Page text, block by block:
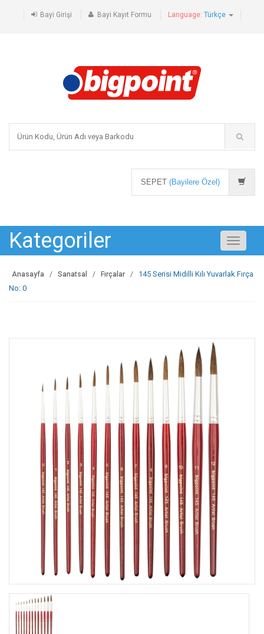
Bayi Girişi Bayi Kayıt Formu Language: Türkçe
SEPET (Bayilere Özel)
Kategoriler
Toggle
Anasayfa Sanatsal Fırçalar
145 Serisi Midilli Kılı Yuvarlak Fırça
No: 0